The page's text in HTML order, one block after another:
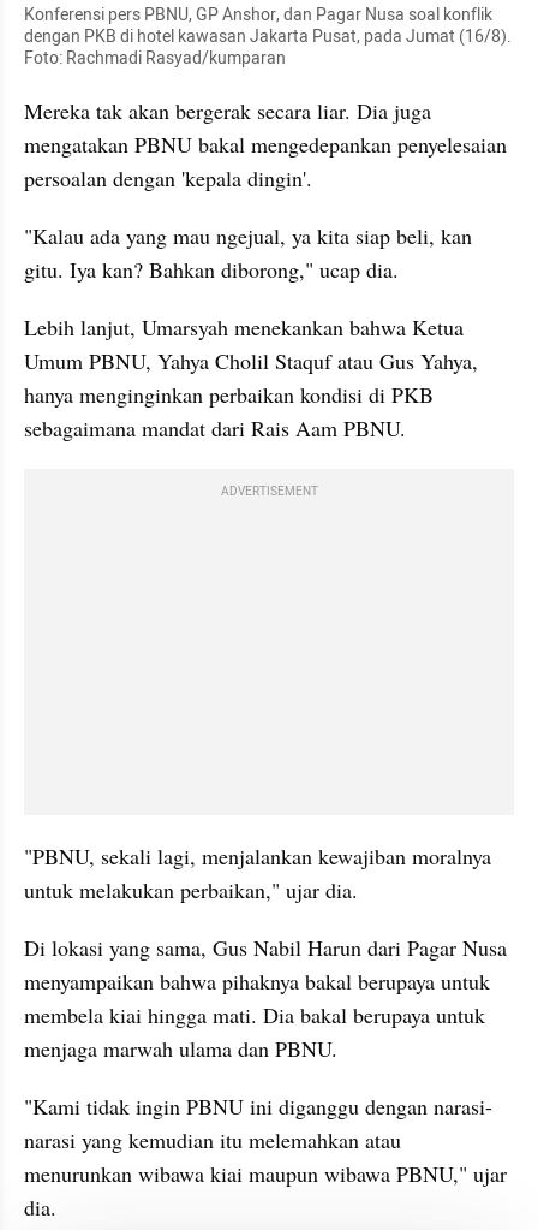
Konferensi pers PBNU, GP Anshor, dan Pagar Nusa soal konflik
dengan PKB di hotel kawasan Jakarta Pusat, pada Jumat (16/8).
Foto: Rachmadi Rasyad/kumparan
Mereka tak akan bergerak secara liar. Dia juga
mengatakan PBNU bakal mengedepankan penyelesaian
persoalan dengan 'kepala dingin'.
"Kalau ada yang mau ngejual, ya kita siap beli, kan
gitu. Iya kan? Bahkan diborong," ucap dia.
Lebih lanjut, Umarsyah menekankan bahwa Ketua
Umum PBNU, Yahya Cholil Staquf atau Gus Yahya,
hanya menginginkan perbaikan kondisi di PKB
sebagaimana mandat dari Rais Aam PBNU.
ADVERTISEMENT
"PBNU, sekali lagi, menjalankan kewajiban moralnya
untuk melakukan perbaikan," ujar dia.
Di lokasi yang sama, Gus Nabil Harun dari Pagar Nusa
menyampaikan bahwa pihaknya bakal berupaya untuk
membela kiai hingga mati. Dia bakal berupaya untuk
menjaga marwah ulama dan PBNU.
"Kami tidak ingin PBNU ini diganggu dengan narasi-
narasi yang kemudian itu melemahkan atau
menurunkan wibawa kiai maupun wibawa PBNU," ujar
dia.